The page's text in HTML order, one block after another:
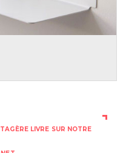
LIVRE SUR NOTRE